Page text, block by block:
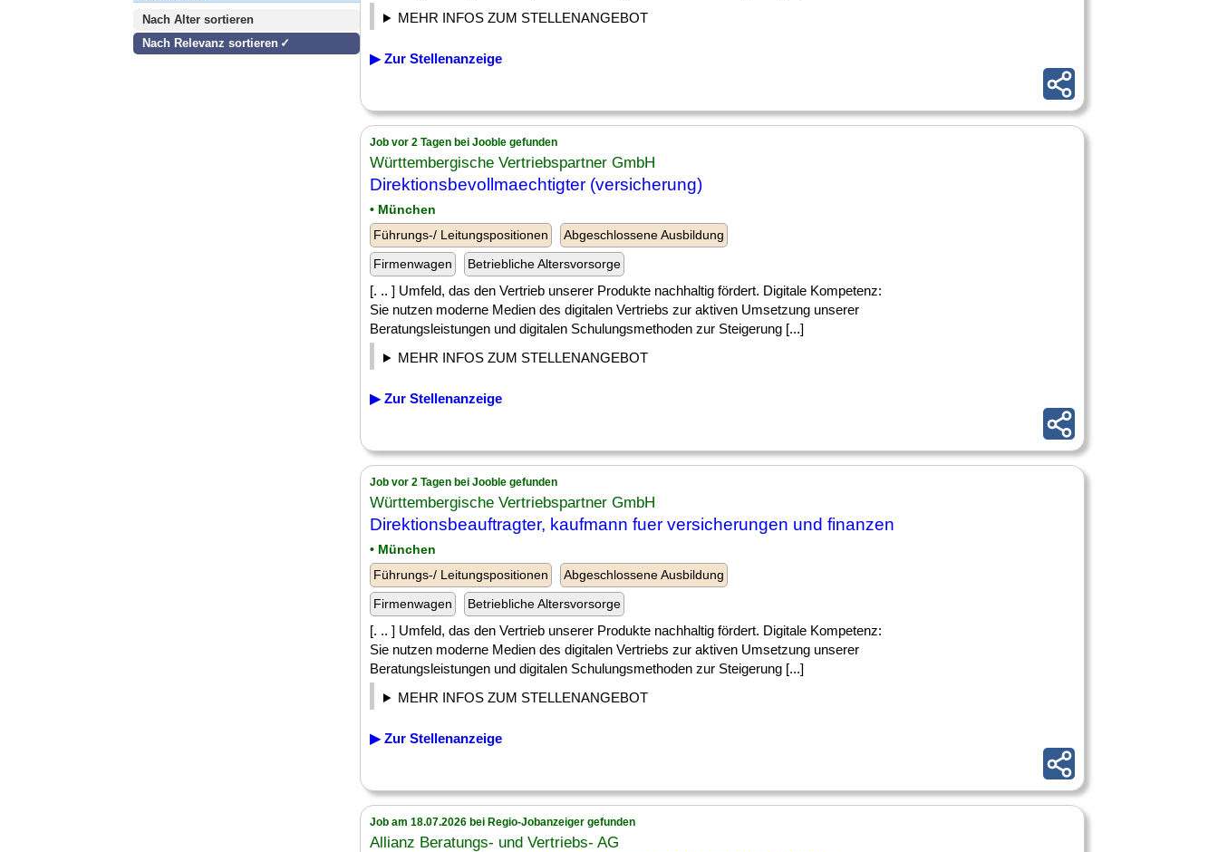
Nach Alter sortieren
Nach Relevanz sortieren
MEHR INFOS ZUM STELLENANGEBOT
▶ Zur Stellenanzeige
Job vor 2 Tagen bei Jooble gefunden
Württembergische Vertriebspartner GmbH
Direktionsbevollmaechtigter (versicherung)
• München
Führungs-/ Leitungspositionen
Abgeschlossene Ausbildung
Firmenwagen
Betriebliche Altersvorsorge
[. .. ] Umfeld, das den Vertrieb unserer Produkte nachhaltig fördert. Digitale Kompetenz:
Sie nutzen moderne Medien des digitalen Vertriebs zur aktiven Umsetzung unserer
Beratungsleistungen und digitalen Schulungsmethoden zur Steigerung [...]
MEHR INFOS ZUM STELLENANGEBOT
▶ Zur Stellenanzeige
Job vor 2 Tagen bei Jooble gefunden
Württembergische Vertriebspartner GmbH
Direktionsbeauftragter, kaufmann fuer versicherungen und finanzen
• München
Führungs-/ Leitungspositionen
Abgeschlossene Ausbildung
Firmenwagen
Betriebliche Altersvorsorge
[. .. ] Umfeld, das den Vertrieb unserer Produkte nachhaltig fördert. Digitale Kompetenz:
Sie nutzen moderne Medien des digitalen Vertriebs zur aktiven Umsetzung unserer
Beratungsleistungen und digitalen Schulungsmethoden zur Steigerung [...]
MEHR INFOS ZUM STELLENANGEBOT
▶ Zur Stellenanzeige
Job am 18.07.2026 bei Regio-Jobanzeiger gefunden
Allianz Beratungs- und Vertriebs- AG